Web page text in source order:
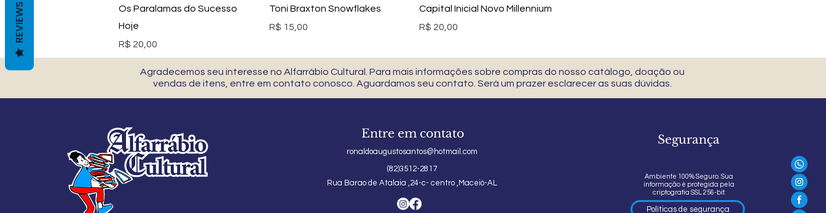
Visualização rápida
Os Paralamas do Sucesso
Hoje
Preço
R$ 20,00
Visualização rápida
Toni Braxton Snowflakes
Preço
R$ 15,00
Visualização rápida
Capital Inicial Novo Millennium
Preço
R$ 20,00
Agradecemos seu interesse no Alfarrábio Cultural. Para mais informações sobre compras do nosso catálogo, doação ou
vendas de itens, entre em contato conosco. Aguardamos seu contato. Será um prazer esclarecer as suas dúvidas.
Entre em contato
ronaldoaugustosantos@hotmail.com
(82)3512-2817
Rua Barao de Atalaia ,24-c- centro ,Maceió-AL
Segurança
Ambiente 100% Seguro. Sua
informação é protegida pela
criptografia SSL 256-bit.
Políticas de segurança
REVIEWS